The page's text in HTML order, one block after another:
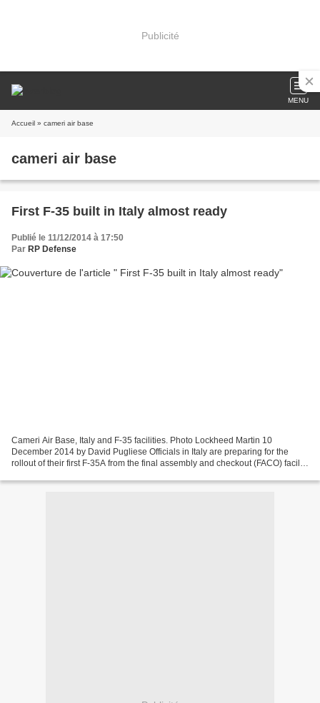
Publicité
MENU
Accueil » cameri air base
cameri air base
First F-35 built in Italy almost ready
Publié le 11/12/2014 à 17:50
Par RP Defense
Cameri Air Base, Italy and F-35 facilities. Photo Lockheed Martin 10
December 2014 by David Pugliese Officials in Italy are preparing for the
rollout of their first F-35A from the final assembly and checkout (FACO) facility